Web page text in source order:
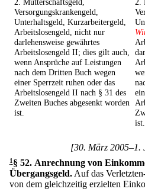
2. Mutterschaftsgeld,
Versorgungskrankengeld,
Unterhaltsgeld, Kurzarbeitergeld,
Arbeitslosengeld, nicht nur
darlehensweise gewährtes
Arbeitslosengeld II; dies gilt auch,
wenn Ansprüche auf Leistungen
nach dem Dritten Buch wegen
einer Sperrzeit ruhen oder das
Arbeitslosengeld II nach § 31 des
Zweiten Buches abgesenkt worden
ist.
2.
ist.
[30. März 2005–1.
1§ 52. Anrechnung von
Übergangsgeld. Auf das
von dem gleichzeitig erzielten